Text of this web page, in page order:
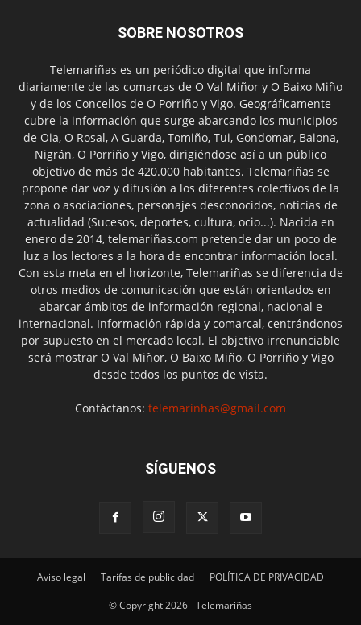
SOBRE NOSOTROS
Telemariñas es un periódico digital que informa
diariamente de las comarcas de O Val Miñor y O Baixo Miño
y de los Concellos de O Porriño y Vigo. Geográficamente
cubre la información que surge abarcando los municipios
de Oia, O Rosal, A Guarda, Tomiño, Tui, Gondomar, Baiona,
Nigrán, O Porriño y Vigo, dirigiéndose así a un público
objetivo de más de 420.000 habitantes. Telemariñas se
propone dar voz y difusión a los diferentes colectivos de la
zona o asociaciones, personajes desconocidos, noticias de
actualidad (Sucesos, deportes, cultura, ocio...). Nacida en
enero de 2014, telemariñas.com pretende dar un poco de
luz a los lectores a la hora de encontrar información local.
Con esta meta en el horizonte, Telemariñas se diferencia de
otros medios de comunicación que están orientados en
abarcar ámbitos de información regional, nacional e
internacional. Información rápida y comarcal, centrándonos
por supuesto en el mercado local. El objetivo irrenunciable
será mostrar O Val Miñor, O Baixo Miño, O Porriño y Vigo
desde todos los puntos de vista.
Contáctanos: telemarinhas@gmail.com
SÍGUENOS
Aviso legal Tarifas de publicidad POLÍTICA DE PRIVACIDAD
© Copyright 2026 - Telemariñas